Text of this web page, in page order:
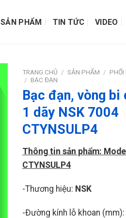
SẢN PHẨM TIN TỨC VIDEO
TRANG CHỦ / SẢN PHẨM / PHỐI
/ BẠC ĐẠN
Bạc đạn, vòng bi
1 dãy NSK 7004
CTYNSULP4
Thông tin sản phẩm:
CTYNSULP4
-Thương hiệu: NSK
-Đường kính lỗ khoan (mm):